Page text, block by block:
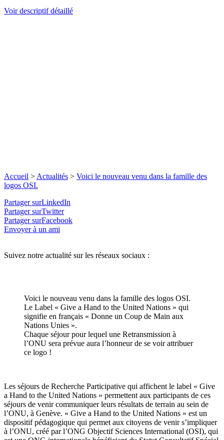
Voir descriptif détaillé
Accueil > Actualités > Voici le nouveau venu dans la famille des
logos OSI.
Partager surLinkedIn
Partager surTwitter
Partager surFacebook
Envoyer à un ami
Suivez notre actualité sur les réseaux sociaux :
Voici le nouveau venu dans la famille des logos OSI.
Le Label « Give a Hand to the United Nations » qui
signifie en français « Donne un Coup de Main aux
Nations Unies ».
Chaque séjour pour lequel une Retransmission à
l’ONU sera prévue aura l’honneur de se voir attribuer
ce logo !
Les séjours de Recherche Participative qui affichent le label « Give
a Hand to the United Nations » permettent aux participants de ces
séjours de venir communiquer leurs résultats de terrain au sein de
l’ONU, à Genève. « Give a Hand to the United Nations » est un
dispositif pédagogique qui permet aux citoyens de venir s’impliquer
à l’ONU, créé par l’ONG Objectif Sciences International (OSI), qui